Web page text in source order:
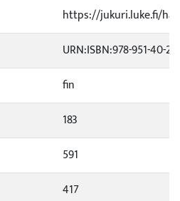
https://jukuri.luke.fi/
URN:ISBN:978-951-40-
fin
183
591
417